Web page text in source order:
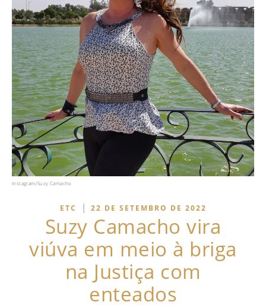
Instagram/Suzy Camacho
ETC | 22 DE SETEMBRO DE 2022
Suzy Camacho vira
viúva em meio à briga
na Justiça com
enteados